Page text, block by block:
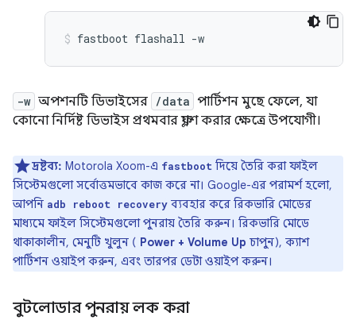
fastboot flashall -w
-w অপশনটি ডিভাইসের /data পার্টিশন মুছে ফেলে, যা
কোনো নির্দিষ্ট ডিভাইস প্রথমবার ফ্ল্যাশ করার ক্ষেত্রে উপযোগী।
দ্রষ্টব্য: Motorola Xoom-এ fastboot দিয়ে তৈরি করা ফাইল
সিস্টেমগুলো সর্বোত্তমভাবে কাজ করে না। Google-এর পরামর্শ হলো,
আপনি adb reboot recovery ব্যবহার করে রিকভারি মোডের
মাধ্যমে ফাইল সিস্টেমগুলো পুনরায় তৈরি করুন। রিকভারি মোডে
থাকাকালীন, মেনুটি খুলুন ( Power + Volume Up চাপুন), ক্যাশ
পার্টিশন ওয়াইপ করুন, এবং তারপর ডেটা ওয়াইপ করুন।
বুটলোডার পুনরায় লক করা